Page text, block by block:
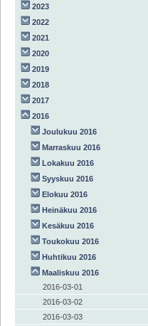
2023
2022
2021
2020
2019
2018
2017
2016
Joulukuu 2016
Marraskuu 2016
Lokakuu 2016
Syyskuu 2016
Elokuu 2016
Heinäkuu 2016
Kesäkuu 2016
Toukokuu 2016
Huhtikuu 2016
Maaliskuu 2016
2016-03-01
2016-03-02
2016-03-03